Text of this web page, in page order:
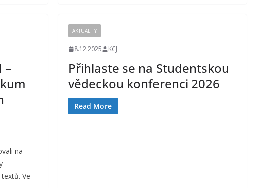
–
na
Ve
AKTUALITY
8.12.2025 KCJ
Přihlaste se na Studentskou
vědeckou konferenci 2026
Read More